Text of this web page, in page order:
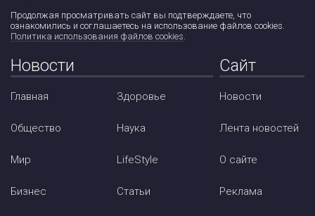
Продолжая просматривать сайт вы подтверждаете, что
ознакомились и соглашаетесь на использование файлов cookies.
Политика использования файлов cookies.
Новости
Главная
Общество
Мир
Бизнес
Здоровье
Наука
LifeStyle
Статьи
Сайт
Новости
Лента новостей
О сайте
Реклама